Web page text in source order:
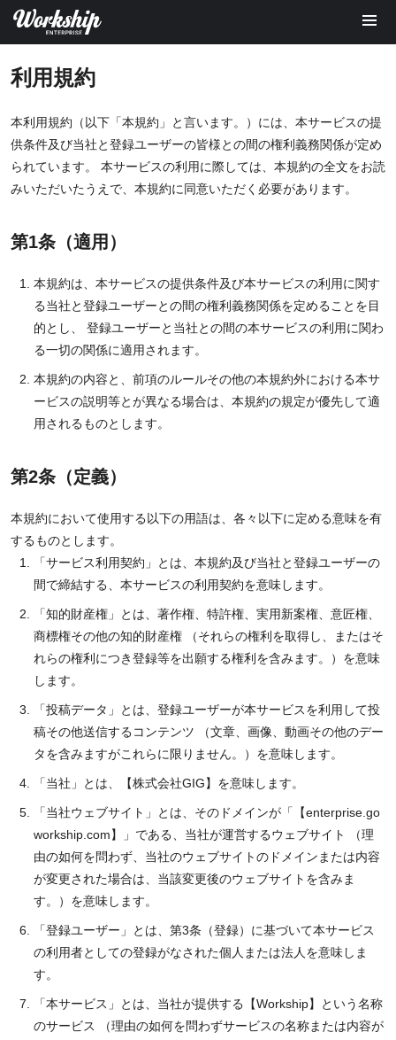
利用規約
本利用規約（以下「本規約」と言います。）には、本サービスの提
供条件及び当社と登録ユーザーの皆様との間の権利義務関係が定め
られています。 本サービスの利用に際しては、本規約の全文をお読
みいただいたうえで、本規約に同意いただく必要があります。
第1条（適用）
本規約は、本サービスの提供条件及び本サービスの利用に関す
る当社と登録ユーザーとの間の権利義務関係を定めることを目
的とし、 登録ユーザーと当社との間の本サービスの利用に関わ
る一切の関係に適用されます。
本規約の内容と、前項のルールその他の本規約外における本サ
ービスの説明等とが異なる場合は、本規約の規定が優先して適
用されるものとします。
第2条（定義）
本規約において使用する以下の用語は、各々以下に定める意味を有
するものとします。
「サービス利用契約」とは、本規約及び当社と登録ユーザーの
間で締結する、本サービスの利用契約を意味します。
「知的財産権」とは、著作権、特許権、実用新案権、意匠権、
商標権その他の知的財産権 （それらの権利を取得し、またはそ
れらの権利につき登録等を出願する権利を含みます。）を意味
します。
「投稿データ」とは、登録ユーザーが本サービスを利用して投
稿その他送信するコンテンツ （文章、画像、動画その他のデー
タを含みますがこれらに限りません。）を意味します。
「当社」とは、【株式会社GIG】を意味します。
「当社ウェブサイト」とは、そのドメインが「【enterprise.go
workship.com】」である、当社が運営するウェブサイト （理
由の如何を問わず、当社のウェブサイトのドメインまたは内容
が変更された場合は、当該変更後のウェブサイトを含みま
す。）を意味します。
「登録ユーザー」とは、第3条（登録）に基づいて本サービス
の利用者としての登録がなされた個人または法人を意味しま
す。
「本サービス」とは、当社が提供する【Workship】という名称
のサービス （理由の如何を問わずサービスの名称または内容が